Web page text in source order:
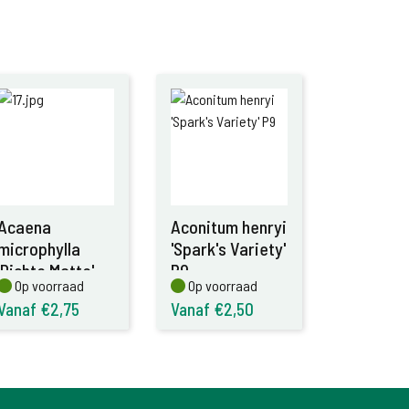
Matte'
Op voorraad
Op voorraad
€2,75
Aconitum henryi
'Spark's Variety'
P9
Op voorraad
Op voorraad
Vanaf €2,50